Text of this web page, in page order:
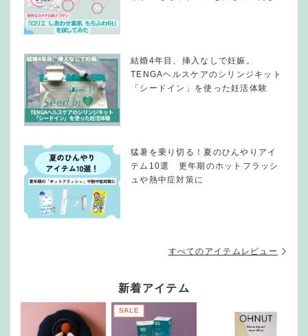
結婚4年目、挿入なしで妊娠。
TENGAヘルスケアのシリンジキット
「シードイン」を使った妊活体験
猛暑を乗り切る！夏のひんやりアイ
テム10選 更年期のホットフラッシ
ュや熱中症対策に
すべてのアイテムレビュー
新着アイテム
SALE